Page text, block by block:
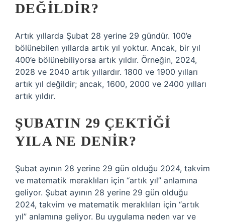
DEĞILDIR?
Artık yıllarda Şubat 28 yerine 29 gündür. 100’e
bölünebilen yıllarda artık yıl yoktur. Ancak, bir yıl
400’e bölünebiliyorsa artık yıldır. Örneğin, 2024,
2028 ve 2040 artık yıllardır. 1800 ve 1900 yılları
artık yıl değildir; ancak, 1600, 2000 ve 2400 yılları
artık yıldır.
ŞUBATIN 29 ÇEKTIĞI
YILA NE DENIR?
Şubat ayının 28 yerine 29 gün olduğu 2024, takvim
ve matematik meraklıları için “artık yıl” anlamına
geliyor. Şubat ayının 28 yerine 29 gün olduğu
2024, takvim ve matematik meraklıları için “artık
yıl” anlamına geliyor. Bu uygulama neden var ve